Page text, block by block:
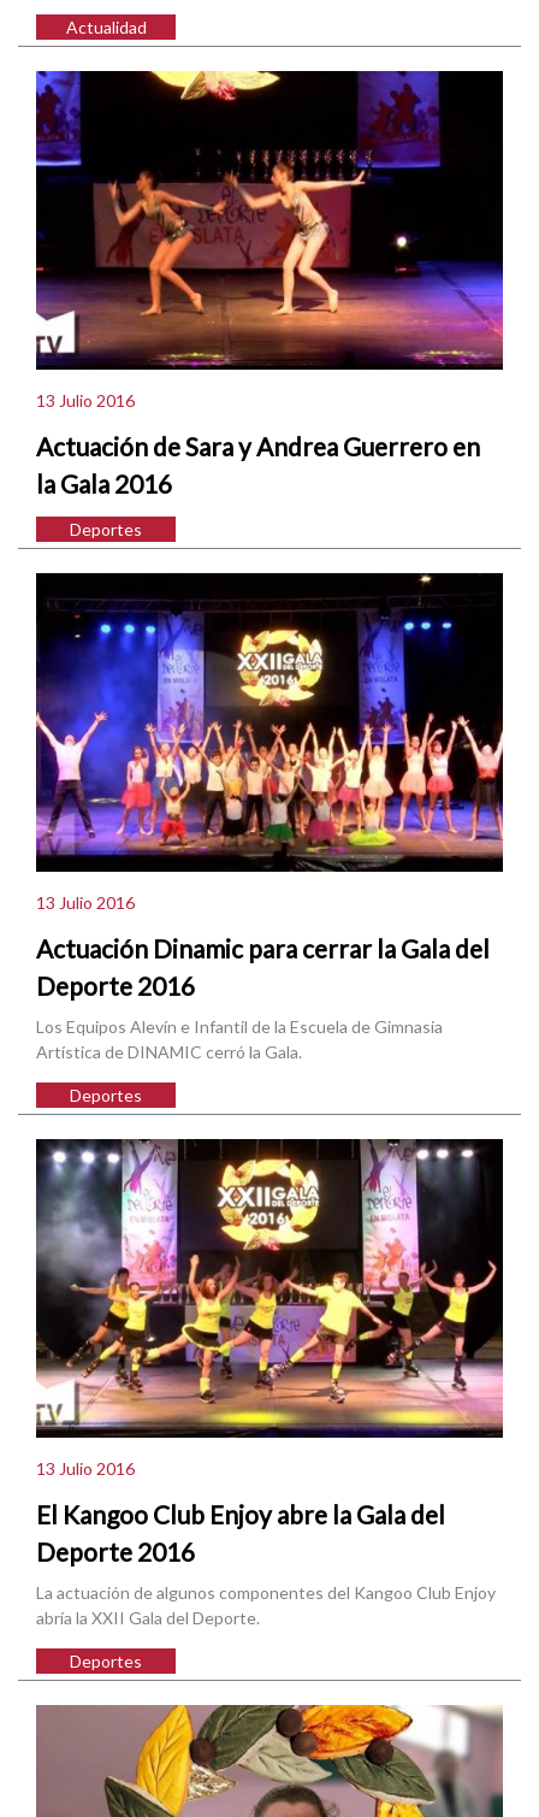
Actualidad
13 Julio 2016
Actuación de Sara y Andrea Guerrero en
la Gala 2016
Deportes
13 Julio 2016
Actuación Dinamic para cerrar la Gala del
Deporte 2016
Los Equipos Alevín e Infantil de la Escuela de Gimnasia
Artística de DINAMIC cerró la Gala.
Deportes
13 Julio 2016
El Kangoo Club Enjoy abre la Gala del
Deporte 2016
La actuación de algunos componentes del Kangoo Club Enjoy
abría la XXII Gala del Deporte.
Deportes